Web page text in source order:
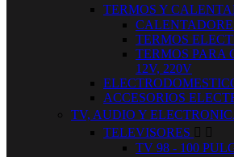
TERMOS Y
TERMOS
TERMOS PARA
12V, 220V
ACCESORIOS
TV, AUDIO Y
TELEVISORES  
TV 98 - 100